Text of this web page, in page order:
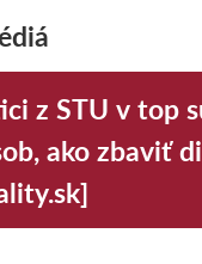
z STU v top
ako zbaviť